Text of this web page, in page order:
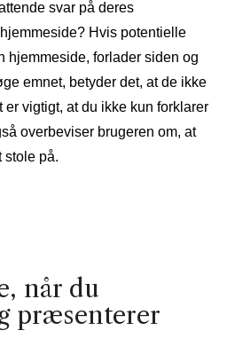
svar på deres
Hvis potentielle
hjemmeside, forlader siden og
emnet, betyder det, at de ikke
vigtigt, at du ikke kun forklarer
overbeviser brugeren om, at
stole på.
når du
præsenterer